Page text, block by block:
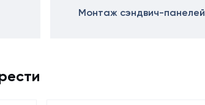
Монтаж сэндвич-панелей